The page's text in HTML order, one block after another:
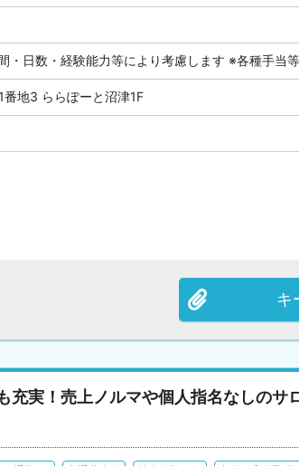
・日数・経験能力等により考慮します ※各種手当
地3 ららぽーと沼津1F
キ
充実！売上ノルマや個人指名なしのサ